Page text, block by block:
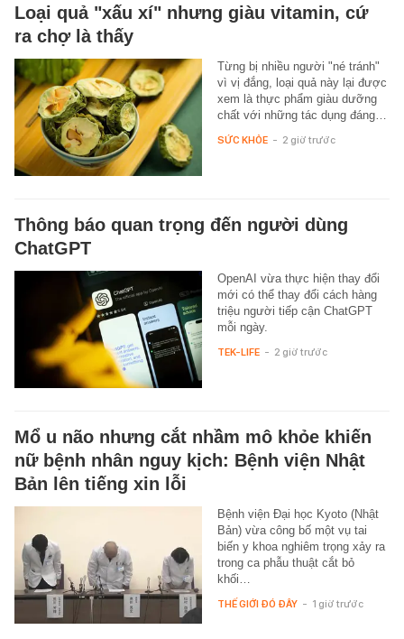
Loại quả "xấu xí" nhưng giàu vitamin, cứ
ra chợ là thấy
Từng bị nhiều người "né tránh"
vì vị đắng, loại quả này lại được
xem là thực phẩm giàu dưỡng
chất với những tác dụng đáng…
SỨC KHỎE - 2 giờ trước
Thông báo quan trọng đến người dùng
ChatGPT
OpenAI vừa thực hiện thay đổi
mới có thể thay đổi cách hàng
triệu người tiếp cận ChatGPT
mỗi ngày.
TEK-LIFE - 2 giờ trước
Mổ u não nhưng cắt nhầm mô khỏe khiến
nữ bệnh nhân nguy kịch: Bệnh viện Nhật
Bản lên tiếng xin lỗi
Bệnh viện Đại học Kyoto (Nhật
Bản) vừa công bố một vụ tai
biến y khoa nghiêm trọng xảy ra
trong ca phẫu thuật cắt bỏ
khối…
THẾ GIỚI ĐÓ ĐÂY - 1 giờ trước